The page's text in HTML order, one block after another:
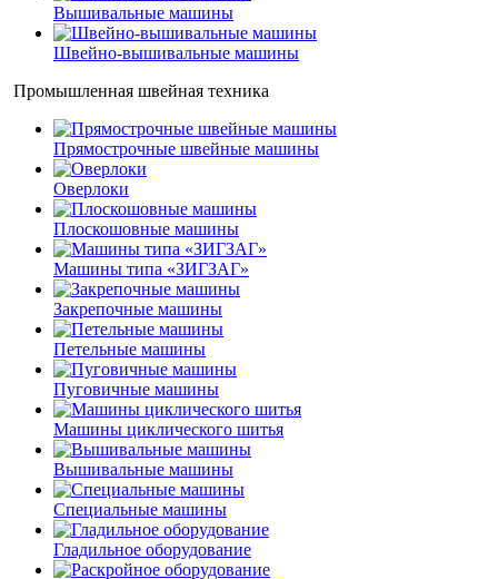
Вышивальные машины
Швейно-вышивальные машины
Промышленная швейная техника
Прямострочные швейные машины
Оверлоки
Плоскошовные машины
Машины типа «ЗИГЗАГ»
Закрепочные машины
Петельные машины
Пуговичные машины
Машины циклического шитья
Вышивальные машины
Специальные машины
Гладильное оборудование